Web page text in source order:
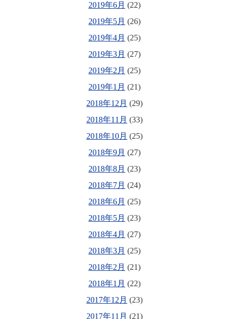
2019年6月 (22)
2019年5月 (26)
2019年4月 (25)
2019年3月 (27)
2019年2月 (25)
2019年1月 (21)
2018年12月 (29)
2018年11月 (33)
2018年10月 (25)
2018年9月 (27)
2018年8月 (23)
2018年7月 (24)
2018年6月 (25)
2018年5月 (23)
2018年4月 (27)
2018年3月 (25)
2018年2月 (21)
2018年1月 (22)
2017年12月 (23)
2017年11月 (21)